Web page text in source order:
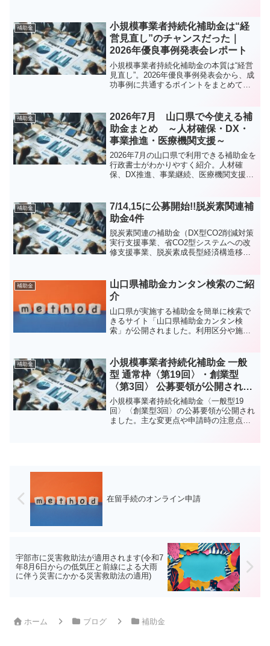
補助金
小規模事業者持続化補助金は“経
営見直し”のチャンスだった｜
2026年優良事例発表会レポート
小規模事業者持続化補助金の本質は“経営
見直し”。2026年優良事例発表会から、成
功事例に共通するポイントをまとめてい
補助金
2026年7月 山口県で今使える補
助金まとめ ～人材確保・DX・
事業推進・医療機関支援～
2026年7月の山口県で利用できる補助金を
行政書士がわかりやすく紹介。人材確
保、DX推進、事業継続、医療機関支援な
補助金
7/14,15に公募開始!!脱炭素関連補
助金4件
脱炭素関連の補助金（DX型CO2削減対策
実行支援事業、省CO2型システムへの改
修支援事業、脱炭素成長型経済構造移行
います。
補助金
山口県補助金カンタン検索のご紹
介
山口県が実施する補助金を簡単に検索で
きるサイト「山口県補助金カンタン検
索」が公開されました。利用区分や施策
で、気になる補助金があったら、是非お
問合せください。
補助金
小規模事業者持続化補助金 一般
型 通常枠〈第19回〉・創業型
〈第3回〉 公募要領が公開されま
した！
小規模事業者持続化補助金〈一般型19
回〉〈創業型3回〉の公募要領が公開され
ました。主な変更点や申請時の注意点を
在留手続のオンライン申請
宇部市に災害救助法が適用されます(令和7
年8月6日からの低気圧と前線による大雨
に伴う災害にかかる災害救助法の適用)
ホーム ブログ 補助金